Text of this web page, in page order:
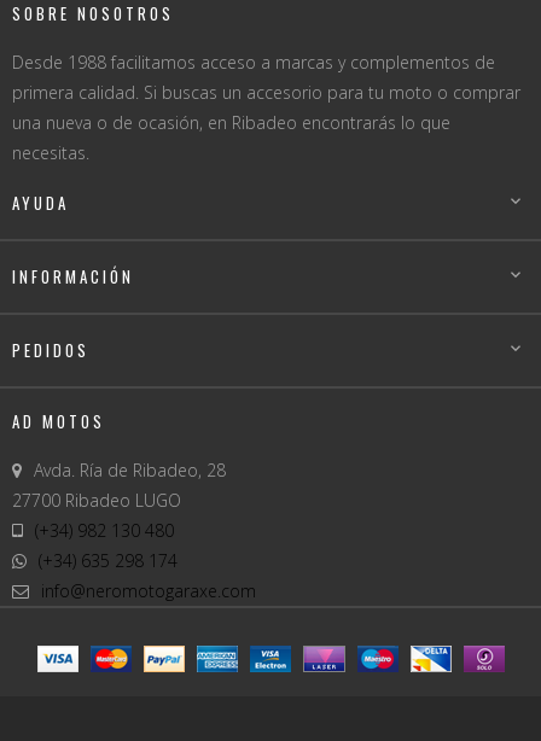
SOBRE NOSOTROS
Desde 1988 facilitamos acceso a marcas y complementos de
primera calidad. Si buscas un accesorio para tu moto o comprar
una nueva o de ocasión, en Ribadeo encontrarás lo que
necesitas.
AYUDA 
INFORMACIÓN 
PEDIDOS 
AD MOTOS
Avda. Ría de Ribadeo, 28
27700 Ribadeo LUGO
(+34) 982 130 480
(+34) 635 298 174
info@neromotogaraxe.com